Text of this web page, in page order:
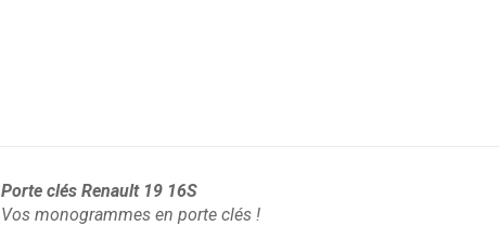
Porte clés Renault 19 16S
Vos monogrammes en porte clés !